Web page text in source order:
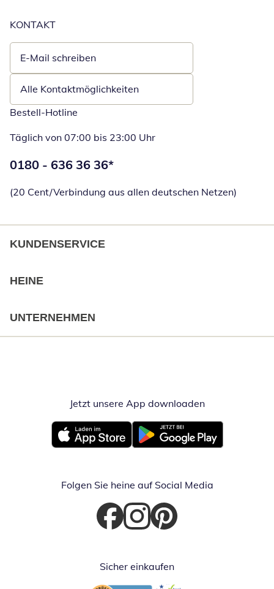
KONTAKT
E-Mail schreiben
Öffnet E-Mail-Client
Alle Kontaktmöglichkeiten
Bestell-Hotline
Täglich von 07:00 bis 23:00 Uhr
Telefonnummer:
0180 - 636 36 36*
(20 Cent/Verbindung aus allen deutschen Netzen)
KUNDENSERVICE
HEINE
UNTERNEHMEN
Jetzt unsere App downloadenÖffnet in
Öffnet in neuem FensterÖffnet in neuem Fenster
Folgen Sie heine auf Social Media
Öffnet in neuem Fenster
Öffnet in neuem Fenster
Öffnet in neuem Fenster
Sicher einkaufen